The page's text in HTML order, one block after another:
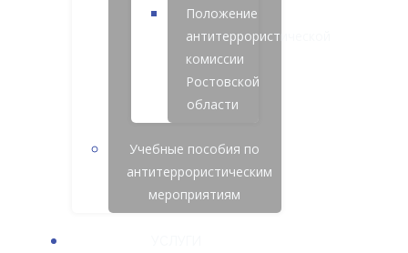
Положение
антитеррористической
комиссии
Ростовской
области
Учебные пособия по
антитеррористическим
мероприятиям